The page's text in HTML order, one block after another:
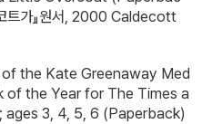
트가』원서, 2000 Caldecott
the Kate Greenaway Med
of the Year for The Times a
ages 3, 4, 5, 6 (Paperback)